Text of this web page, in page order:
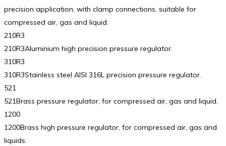
precision application, with clamp connections, suitable for
compressed air, gas and liquid.
210R3
210R3Aluminium high precision pressure regulator.
310R3
310R3Stainless steel AISI 316L precision pressure regulator.
521
521Brass pressure regulator, for compressed air, gas and liquid.
1200
1200Brass high pressure regulator, for compressed air, gas and
liquids.